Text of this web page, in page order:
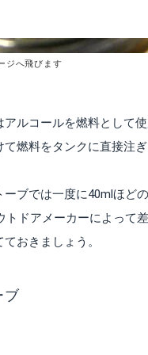
ジへ飛びます
ルコールを燃料として
燃料をタンクに直接注ぎ
ーブでは一度に40mlほど
トドアメーカーによって
おきましょう。
ブ